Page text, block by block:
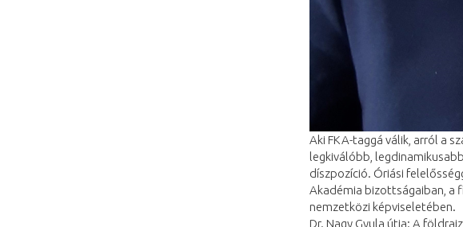
Aki FKA-taggá válik, arról a
legkiválóbb,
díszpozíció. Óriási
Akadémia bizottságaiban, a
nemzetközi képviseletében.
Dr. Nagy Gyula útja: A